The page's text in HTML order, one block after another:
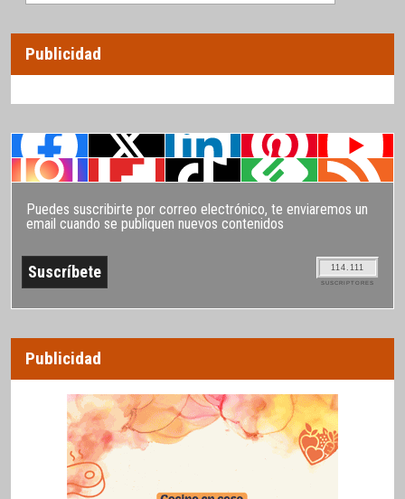
Publicidad
Puedes suscribirte por correo electrónico, te enviaremos un
email cuando se publiquen nuevos contenidos
114.111
SUSCRIPTORES
Publicidad